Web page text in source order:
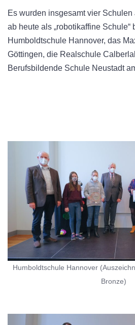
Es wurden insgesamt vier
ab heute als „robotikaffine
Humboldtschule Hannover, das
Göttingen, die Realschule
Berufsbildende Schule Neustadt
Humboldtschule Hannover
Bronze)